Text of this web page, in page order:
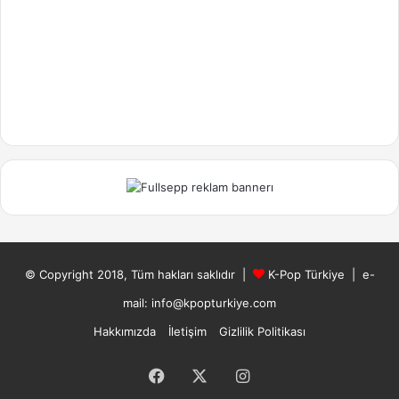
© Copyright 2018, Tüm hakları saklıdır | K-Pop Türkiye | e-
mail: info@kpopturkiye.com
Hakkımızda
İletişim Gizlilik Politikası
Facebook Instagram